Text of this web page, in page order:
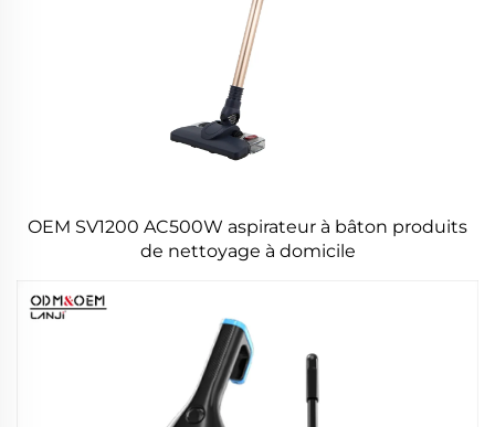
OEM SV1200 AC500W aspirateur à bâton produits
de nettoyage à domicile